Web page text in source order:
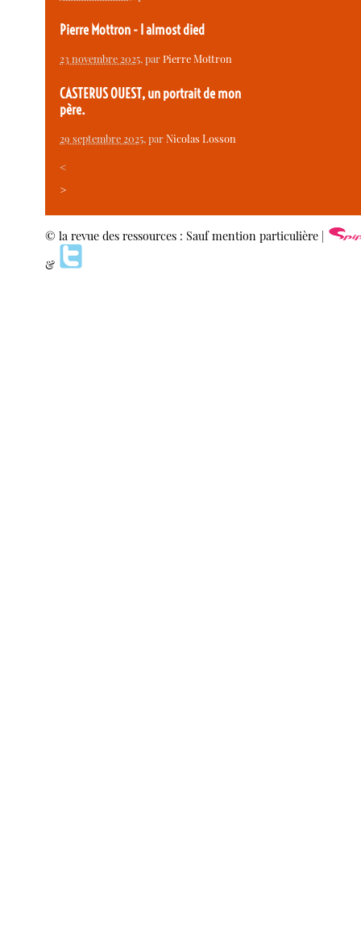
Pierre Mottron - I almost died
23 novembre 2025, parPierre Mottron
CASTERUS OUEST, un portrait de mon
père.
29 septembre 2025, parNicolas Losson
<
>
© la revue des ressources : Sauf mention particulière |
&